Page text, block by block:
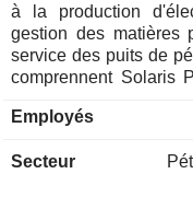
à la production
gestion des matières
service des puits de
comprennent Solaris
solutions de
maintenance à
de stockage et des
Employés
Secteur